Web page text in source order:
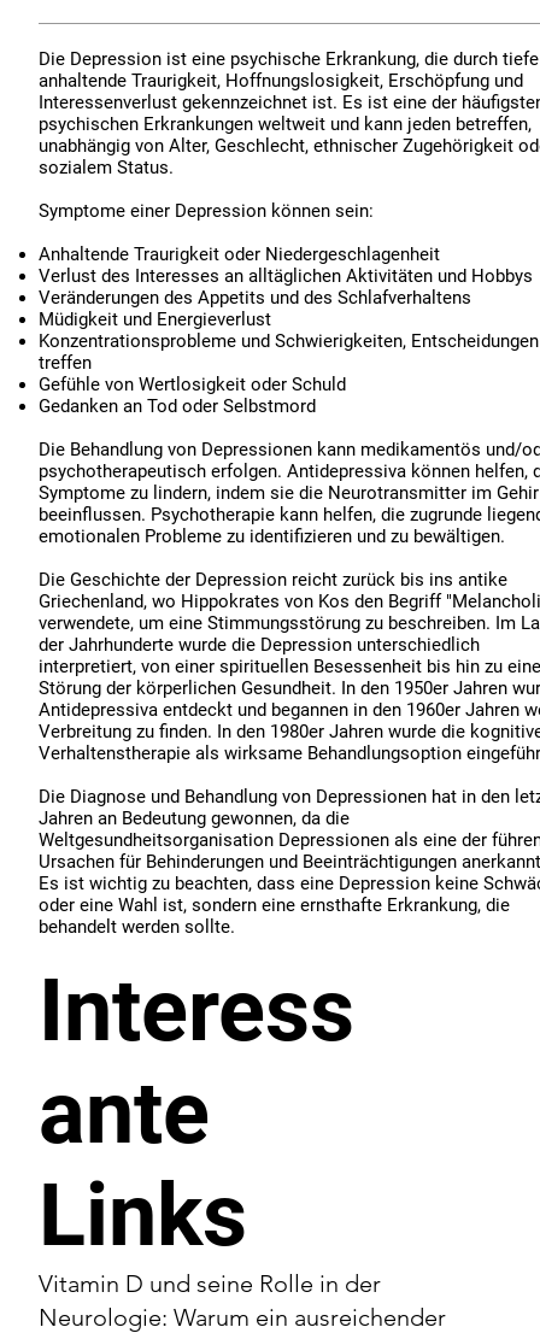
Die Depression ist eine psychische Erkrankung, die durch
anhaltende Traurigkeit, Hoffnungslosigkeit, Erschöpfung und
Interessenverlust gekennzeichnet ist. Es ist eine der
psychischen Erkrankungen weltweit und kann jeden betreffen,
unabhängig von Alter, Geschlecht, ethnischer Zugehörigkeit
sozialem Status.
Symptome einer Depression können sein:
Anhaltende Traurigkeit oder Niedergeschlagenheit
Verlust des Interesses an alltäglichen Aktivitäten und Hobbys
Veränderungen des Appetits und des Schlafverhaltens
Müdigkeit und Energieverlust
Konzentrationsprobleme und Schwierigkeiten,
treffen
Gefühle von Wertlosigkeit oder Schuld
Gedanken an Tod oder Selbstmord
Die Behandlung von Depressionen kann medikamentös und/
psychotherapeutisch erfolgen. Antidepressiva können helfen,
Symptome zu lindern, indem sie die Neurotransmitter im
beeinflussen. Psychotherapie kann helfen, die zugrunde
emotionalen Probleme zu identifizieren und zu bewältigen.
Die Geschichte der Depression reicht zurück bis ins antike
Griechenland, wo Hippokrates von Kos den Begriff
verwendete, um eine Stimmungsstörung zu beschreiben. Im
der Jahrhunderte wurde die Depression unterschiedlich
interpretiert, von einer spirituellen Besessenheit bis hin zu
Störung der körperlichen Gesundheit. In den 1950er Jahren
Antidepressiva entdeckt und begannen in den 1960er Jahren
Verbreitung zu finden. In den 1980er Jahren wurde die
Verhaltenstherapie als wirksame Behandlungsoption
Die Diagnose und Behandlung von Depressionen hat in den
Jahren an Bedeutung gewonnen, da die
Weltgesundheitsorganisation Depressionen als eine der
Ursachen für Behinderungen und Beeinträchtigungen
Es ist wichtig zu beachten, dass eine Depression keine
oder eine Wahl ist, sondern eine ernsthafte Erkrankung, die
behandelt werden sollte.
Interess
ante
Links
Vitamin D und seine Rolle in der
Neurologie: Warum ein ausreichender